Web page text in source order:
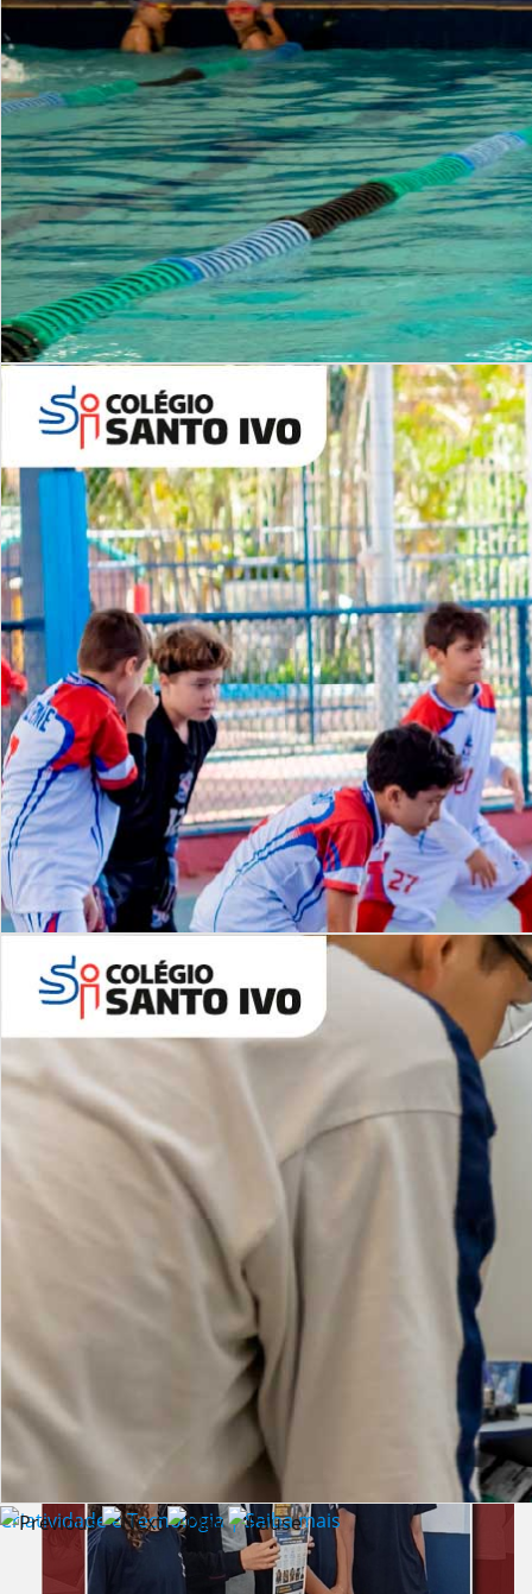
Período Integral | Saiba mais
Desafios | Saiba mais
Criatividade e Tecnologia | Saiba mais
INSTITUCIONAL
Lista de vídeos
NOSSOCANAL